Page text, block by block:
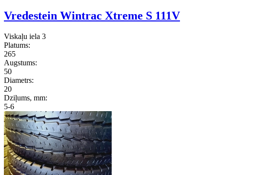
Vredestein Wintrac Xtreme S 111V
Viskaļu iela 3
Platums:
265
Augstums:
50
Diametrs:
20
Dziļums, mm:
5-6